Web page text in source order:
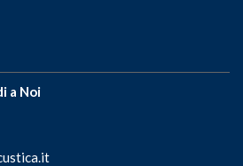
a Noi